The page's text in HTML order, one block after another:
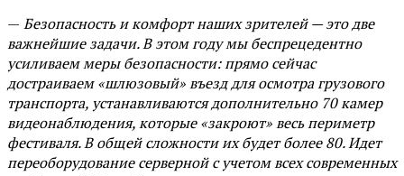
— Безопасность и комфорт наших зрителей — это две
важнейшие задачи. В этом году мы беспрецедентно
усиливаем меры безопасности: прямо сейчас
достраиваем «шлюзовый» въезд для осмотра грузового
транспорта, устанавливаются дополнительно 70 камер
видеонаблюдения, которые «закроют» весь периметр
фестиваля. В общей сложности их будет более 80. Идет
переоборудование серверной с учетом всех современных